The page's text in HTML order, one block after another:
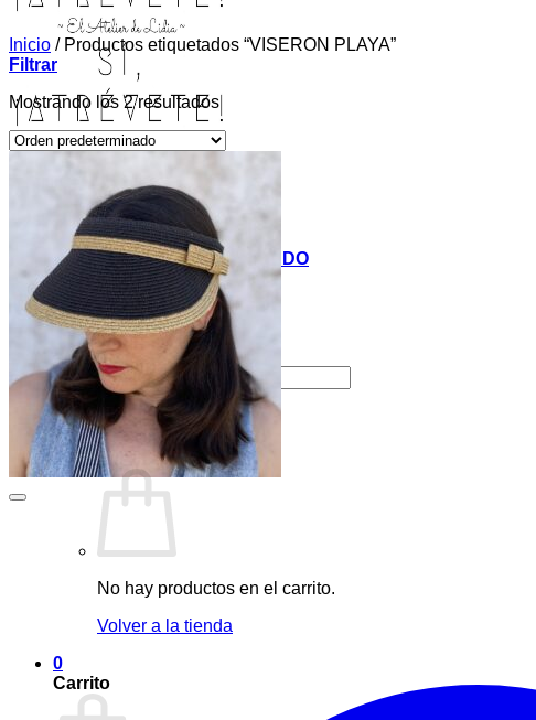
INICIO
TIENDA
MIS COSITAS POR EL MUNDO
EL COMIENZO
BLOG
PAGOS
CONTACTO
Buscar por:
Acceder / Registrarse
Carrito / 0,00€ 0
No hay productos en el carrito.
Volver a la tienda
0
Carrito
Inicio /Productos etiquetados “VISERON PLAYA”
Filtrar
Mostrando los 2 resultados